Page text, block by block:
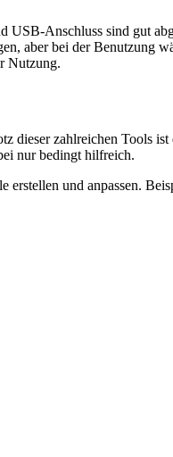
USB-Anschluss sind gut
aber bei der Benutzung
Nutzung.
dieser zahlreichen Tools
nur bedingt hilfreich.
und anpassen.